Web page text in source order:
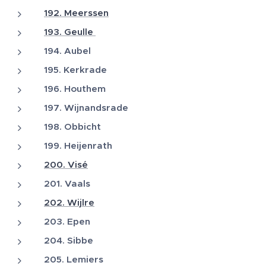
192. Meerssen
193. Geulle
194. Aubel
195. Kerkrade
196. Houthem
197. Wijnandsrade
198. Obbicht
199. Heijenrath
200. Visé
201. Vaals
202. Wijlre
203. Epen
204. Sibbe
205. Lemiers